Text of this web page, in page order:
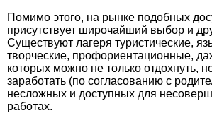
Помимо этого, на рынке подобных
присутствует широчайший выбор и
Существуют лагеря туристические,
творческие, профориентационные,
которых можно не только отдохнуть,
заработать (по согласованию с
несложных и доступных для
работах.